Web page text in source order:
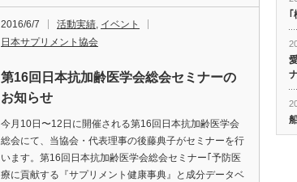
2016/6/7 活動実績 イベント
日本サプリメント協会
第16回日本抗加齢医学会総会セミナーの
お知らせ
今月10日〜12日に開催される第16回日本抗加齢医学会
総会にて、当協会・代表理事の後藤典子がセミナーを行
います。第16回日本抗加齢医学会総会セミナー｢予防医
療に貢献する『サプリメント健康事典』と成分データベ